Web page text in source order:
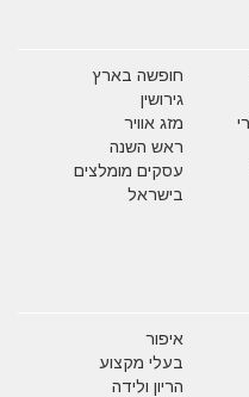
חופשה בארץ
גירושין
מזג אוויר
ראש השנה
עסקים מומלצים
בישראל
איפור
בעלי מקצוע
הריון ולידה